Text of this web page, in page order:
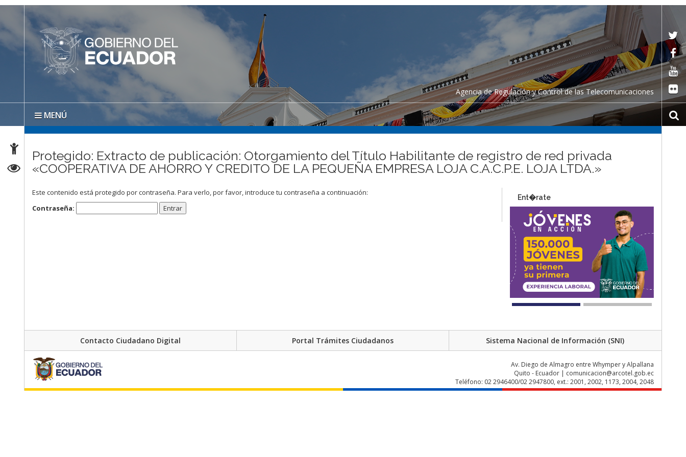
Agencia de Regulación y Control de las Telecomunicaciones
MENÚ
Protegido: Extracto de publicación: Otorgamiento del Título Habilitante de registro de red privada
«COOPERATIVA DE AHORRO Y CREDITO DE LA PEQUEÑA EMPRESA LOJA C.A.C.P.E. LOJA LTDA.»
Este contenido está protegido por contraseña. Para verlo, por favor, introduce tu contraseña a continuación:
Contraseña:
Ent�rate
Contacto Ciudadano Digital Portal Trámites Ciudadanos Sistema Nacional de Información (SNI)
Av. Diego de Almagro entre Whymper y Alpallana
Quito - Ecuador | comunicacion@arcotel.gob.ec
Teléfono: 02 2946400/02 2947800, ext.: 2001, 2002, 1173, 2004, 2048